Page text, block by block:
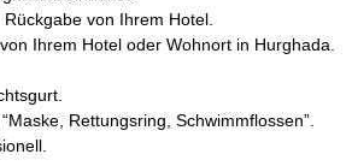
von Ihrem Hotel.
Ihrem Hotel oder Wohnort in Hurghada.
Rettungsring, Schwimmflossen”.